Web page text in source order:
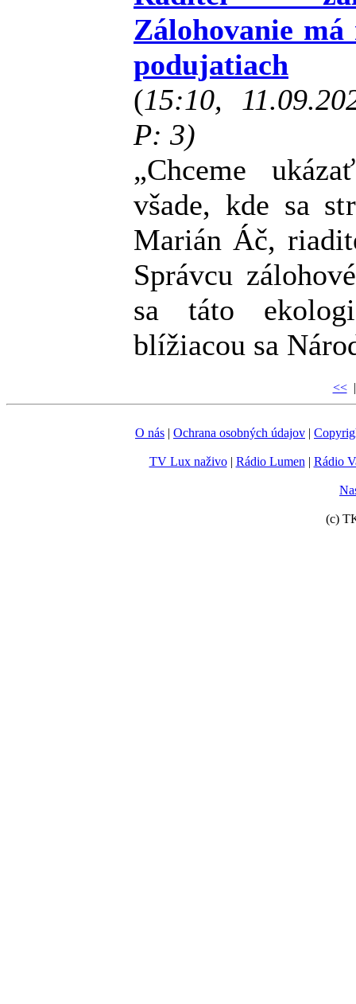
Zálohovanie
podujatiach
(15:10,
P: 3)
„Chceme
všade, kde sa
Marián Áč,
Správcu
sa táto
blížiacou sa
<<
O nás | Ochrana osobných údajov |
TV Lux naživo| Rádio Lumen | Rádio
(c)